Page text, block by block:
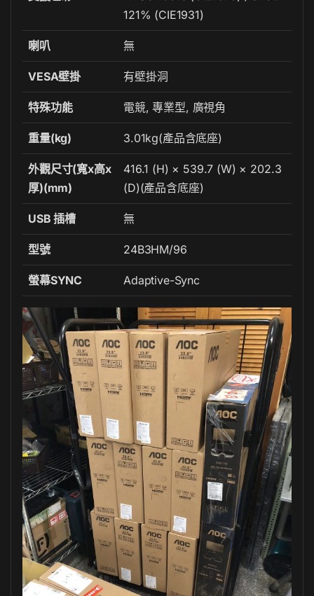
121% (CIE1931)
喇叭 無
VESA壁掛 有壁掛洞
特殊功能 電競, 專業型, 廣視角
重量(kg) 3.01kg(產品含底座)
外觀尺寸(寬x高x
厚)(mm)
416.1 (H) × 539.7 (W) × 202.3
(D)(產品含底座)
USB 插槽 無
型號 24B3HM/96
螢幕SYNC Adaptive-Sync